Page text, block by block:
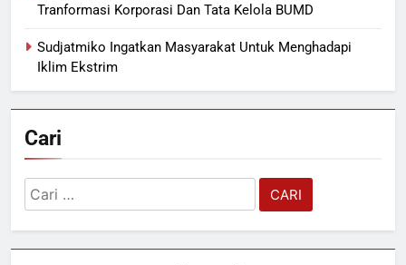
Tranformasi Korporasi Dan Tata Kelola BUMD
Sudjatmiko Ingatkan Masyarakat Untuk Menghadapi
Iklim Ekstrim
Cari
Cari
untuk: